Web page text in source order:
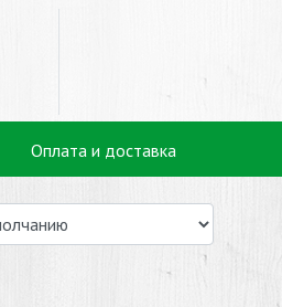
Оплата и доставка